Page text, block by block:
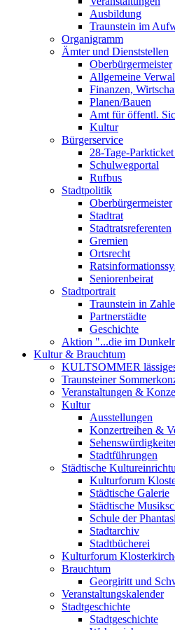
Ausbildung
Traunstein im
Organigramm
Ämter und Dienststellen
Oberbürgermeister
Allgemeine
Finanzen,
Planen/Bauen
Amt für öffentl.
Kultur
Bürgerservice
28-Tage-
Schulwegportal
Rufbus
Stadtpolitik
Oberbürgermeister
Stadtrat
Stadtratsreferenten
Gremien
Ortsrecht
Seniorenbeirat
Stadtportrait
Traunstein in
Partnerstädte
Geschichte
Aktion "...die im
Kultur & Brauchtum
KULTSOMMER
Traunsteiner
Veranstaltungen &
Kultur
Ausstellungen
Konzertreihen &
Stadtführungen
Städtische
Kulturforum
Städtische Galerie
Städtische
Schule der
Stadtarchiv
Stadtbücherei
Kulturforum
Brauchtum
Georgiritt und
Veranstaltungskalender
Stadtgeschichte
Stadtgeschichte